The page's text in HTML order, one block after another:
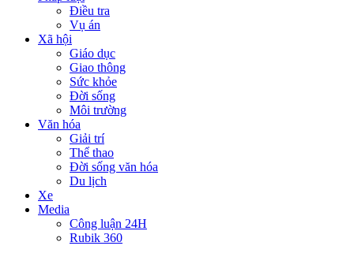
Điều tra
Vụ án
Xã hội
Giáo dục
Giao thông
Sức khỏe
Đời sống
Môi trường
Văn hóa
Giải trí
Thể thao
Đời sống văn hóa
Du lịch
Xe
Media
Công luận 24H
Rubik 360